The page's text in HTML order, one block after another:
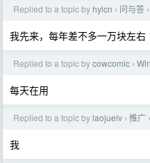
Replied to a topic by hylcn › 问与答 ›
我先来，每年差不多一万块左右
Replied to a topic bycowcomic ›
每天在用
Replied to a topic by laojuelv › 推广 ›
我